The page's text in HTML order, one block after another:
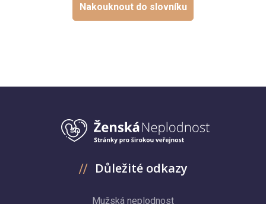
Nakouknout do slovníku
Důležité odkazy
Mužská neplodnost